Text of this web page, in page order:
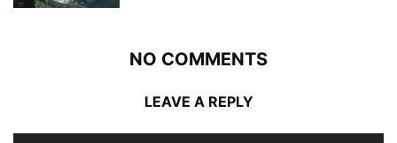
NO COMMENTS
LEAVE A REPLY